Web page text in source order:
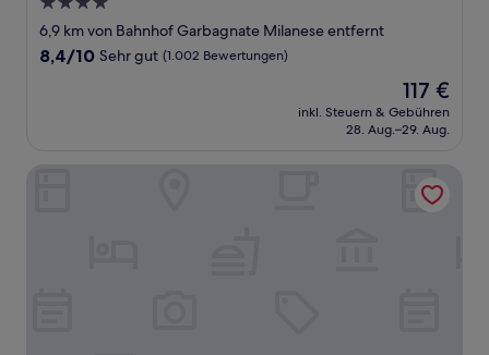
Sterne-
Unterkunft
6,9 km von Bahnhof Garbagnate Milanese entfernt
8.4
Bewertungen)
8,4/10 Sehr gut (1.002 Bewertungen)
Der
Preis
beträgt
117 €
inkl. Steuern & Gebühren
28. Aug.–29. Aug.